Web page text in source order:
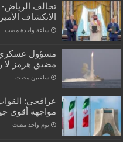
تحالف الرياض-
الانكشاف
‏ساعة واحدة مضت
مسؤول عسكري
مضيق هرمز لا
‏ساعتين مضت
عراقجي: القوات
مواجهة أقوى
‏يوم واحد مضت